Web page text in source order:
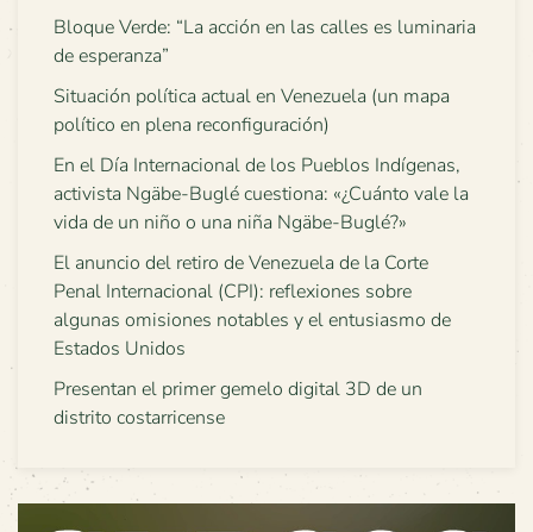
Bloque Verde: “La acción en las calles es luminaria
de esperanza”
Situación política actual en Venezuela (un mapa
político en plena reconfiguración)
En el Día Internacional de los Pueblos Indígenas,
activista Ngäbe-Buglé cuestiona: «¿Cuánto vale la
vida de un niño o una niña Ngäbe-Buglé?»
El anuncio del retiro de Venezuela de la Corte
Penal Internacional (CPI): reflexiones sobre
algunas omisiones notables y el entusiasmo de
Estados Unidos
Presentan el primer gemelo digital 3D de un
distrito costarricense